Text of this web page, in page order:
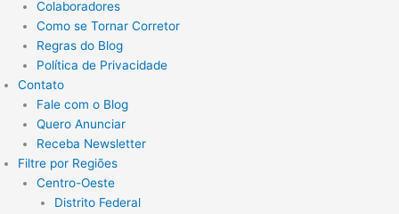
Colaboradores
Como se Tornar Corretor
Regras do Blog
Política de Privacidade
Contato
Fale com o Blog
Quero Anunciar
Receba Newsletter
Filtre por Regiões
Centro-Oeste
Distrito Federal